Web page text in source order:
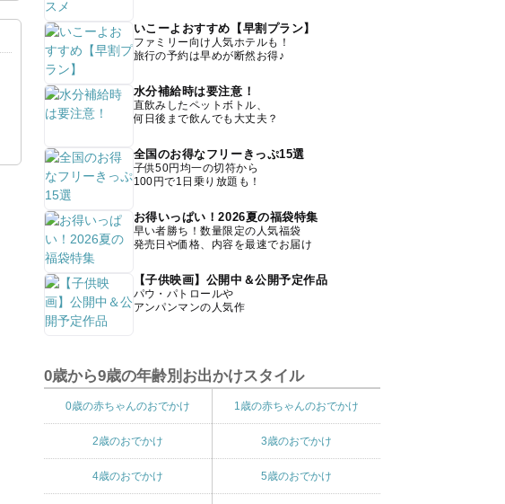
いこーよおすすめ【早割プラン】
ファミリー向け人気ホテルも！
旅行の予約は早めが断然お得♪
水分補給時は要注意！
直飲みしたペットボトル、
何日後まで飲んでも大丈夫？
全国のお得なフリーきっぷ15選
子供50円均一の切符から
100円で1日乗り放題も！
お得いっぱい！2026夏の福袋特集
早い者勝ち！数量限定の人気福袋
発売日や価格、内容を最速でお届け
【子供映画】公開中＆公開予定作品
パウ・パトロールや
アンパンマンの人気作
0歳から9歳の年齢別お出かけスタイル
0歳の赤ちゃんのおでかけ 1歳の赤ちゃんのおでかけ
2歳のおでかけ 3歳のおでかけ
4歳のおでかけ 5歳のおでかけ